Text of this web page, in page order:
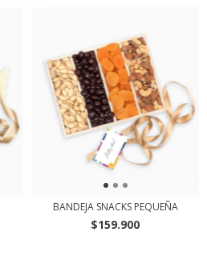
BANDEJA SNACKS PEQUEÑA
$159.900